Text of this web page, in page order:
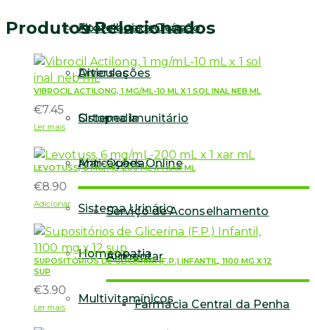
Fitoterapia e Chás
Articulações
Sistema Imunitário
Anti-Queda
Sistema Urinário
Homeopatia
Multivitamínicos
Aparelhos de Tensão
Diversos
Ortopedia
Marcações Online
Serviço de Aconselhamento
Alimentar
Farmácia Central da Penha
Produtos Relacionados
VIBROCIL ACTILONG, 1 MG/ML-10 ML X 1 SOL INAL NEB ML
€7.45
Ler mais
LEVOTUSS, 6 MG/ML-200 ML X 1 XAR ML
€8.90
Adicionar
SUPOSITÓRIOS DE GLICERINA (F.P.) INFANTIL, 1100 MG X 12
SUP
€3.90
Ler mais